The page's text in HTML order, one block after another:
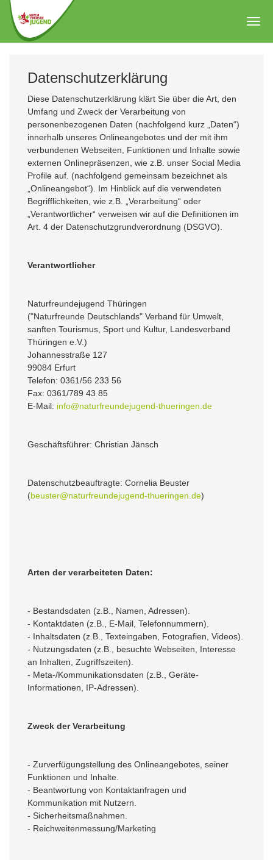
Zum
Hauptinhalt
springen
Datenschutzerklärung
Diese Datenschutzerklärung klärt Sie über die Art, den
Umfang und Zweck der Verarbeitung von
personenbezogenen Daten (nachfolgend kurz „Daten“)
innerhalb unseres Onlineangebotes und der mit ihm
verbundenen Webseiten, Funktionen und Inhalte sowie
externen Onlinepräsenzen, wie z.B. unser Social Media
Profile auf. (nachfolgend gemeinsam bezeichnet als
„Onlineangebot“). Im Hinblick auf die verwendeten
Begrifflichkeiten, wie z.B. „Verarbeitung“ oder
„Verantwortlicher“ verweisen wir auf die Definitionen im
Art. 4 der Datenschutzgrundverordnung (DSGVO).
Verantwortlicher
Naturfreundejugend Thüringen
("Naturfreunde Deutschlands" Verband für Umwelt,
sanften Tourismus, Sport und Kultur, Landesverband
Thüringen e.V.)
Johannesstraße 127
99084 Erfurt
Telefon: 0361/56 233 56
Fax: 0361/789 43 85
E-Mail: info@naturfreundejugend-thueringen.de
Geschäftsführer: Christian Jänsch
Datenschutzbeauftragte: Cornelia Beuster
(beuster@naturfreundejugend-thueringen.de)
Arten der verarbeiteten Daten:
- Bestandsdaten (z.B., Namen, Adressen).
- Kontaktdaten (z.B., E-Mail, Telefonnummern).
- Inhaltsdaten (z.B., Texteingaben, Fotografien, Videos).
- Nutzungsdaten (z.B., besuchte Webseiten, Interesse
an Inhalten, Zugriffszeiten).
- Meta-/Kommunikationsdaten (z.B., Geräte-
Informationen, IP-Adressen).
Zweck der Verarbeitung
- Zurverfügungstellung des Onlineangebotes, seiner
Funktionen und Inhalte.
- Beantwortung von Kontaktanfragen und
Kommunikation mit Nutzern.
- Sicherheitsmaßnahmen.
- Reichweitenmessung/Marketing